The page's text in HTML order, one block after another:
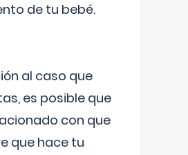
de tu bebé.
al caso que
es posible que
con que
que hace tu